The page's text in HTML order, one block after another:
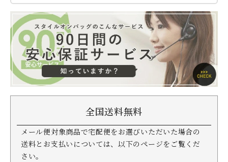
全国送料無料
メール便対象商品で宅配便をお選びいただいた場合の
送料とお支払いについては、以下のページをご覧くだ
さい。